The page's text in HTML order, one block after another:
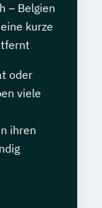
– Belgien
kurze
oder
viele
ihren